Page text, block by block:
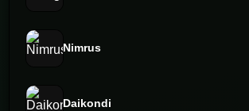
Nimrus
Daikondi